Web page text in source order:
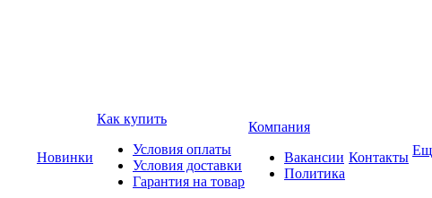
Новинки
Как купить
Условия оплаты
Условия доставки
Гарантия на товар
Компания
Вакансии
Политика
Контакты